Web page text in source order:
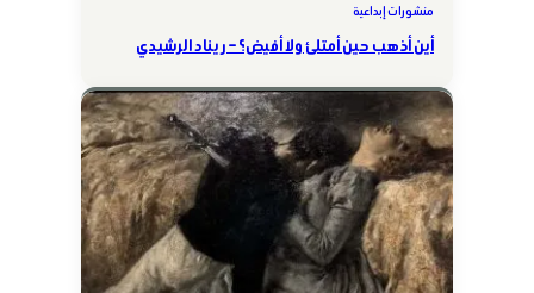
منشورات إبداعية
أين أذهب حين أمتلئ ولا أفيض؟ – ريناد الرشيدي